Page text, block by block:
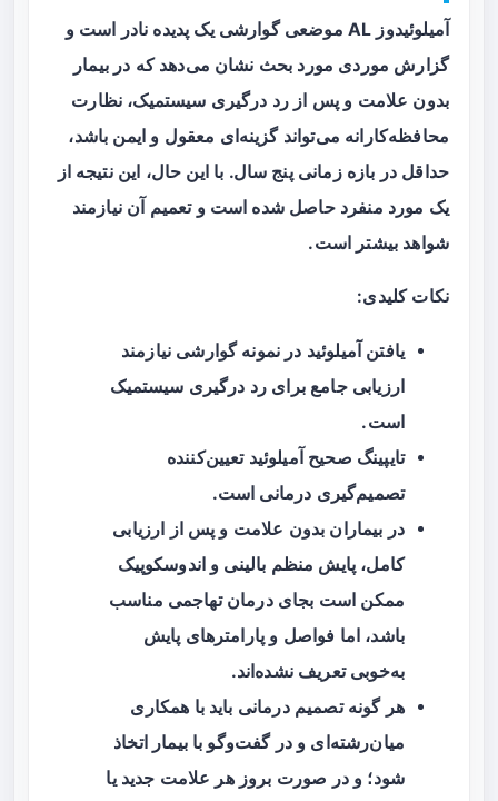
آمیلوئیدوز AL موضعی گوارشی یک پدیده نادر است و
گزارش موردی مورد بحث نشان می‌دهد که در بیمار
بدون علامت و پس از رد درگیری سیستمیک، نظارت
محافظه‌کارانه می‌تواند گزینه‌ای معقول و ایمن باشد،
حداقل در بازه زمانی پنج سال. با این حال، این نتیجه از
یک مورد منفرد حاصل شده است و تعمیم آن نیازمند
شواهد بیشتر است.
نکات کلیدی:
یافتن آمیلوئید در نمونه گوارشی نیازمند
ارزیابی جامع برای رد درگیری سیستمیک
است.
تایپینگ صحیح آمیلوئید تعیین‌کننده
تصمیم‌گیری درمانی است.
در بیماران بدون علامت و پس از ارزیابی
کامل، پایش منظم بالینی و اندوسکوپیک
ممکن است بجای درمان تهاجمی مناسب
باشد، اما فواصل و پارامترهای پایش
به‌خوبی تعریف نشده‌اند.
هر گونه تصمیم درمانی باید با همکاری
میان‌رشته‌ای و در گفت‌وگو با بیمار اتخاذ
شود؛ و در صورت بروز هر علامت جدید یا